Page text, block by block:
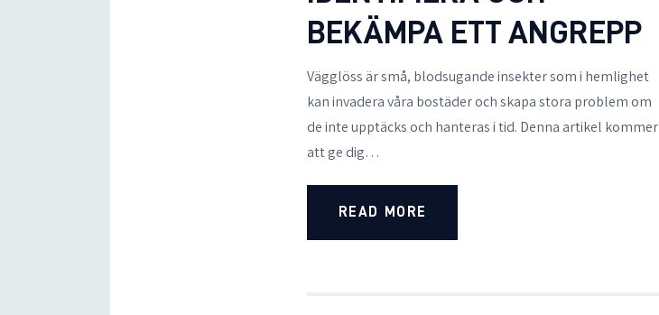
BEKÄMPA ETT ANGREPP
Vägglöss är små, blodsugande insekter som i hemlighet
kan invadera våra bostäder och skapa stora problem om
de inte upptäcks och hanteras i tid. Denna artikel kommer
att ge dig…
READ MORE